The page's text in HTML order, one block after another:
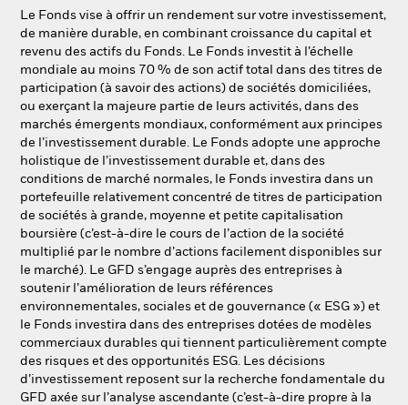
Le Fonds vise à offrir un rendement sur votre investissement,
de manière durable, en combinant croissance du capital et
revenu des actifs du Fonds. Le Fonds investit à l’échelle
mondiale au moins 70 % de son actif total dans des titres de
participation (à savoir des actions) de sociétés domiciliées,
ou exerçant la majeure partie de leurs activités, dans des
marchés émergents mondiaux, conformément aux principes
de l’investissement durable. Le Fonds adopte une approche
holistique de l’investissement durable et, dans des
conditions de marché normales, le Fonds investira dans un
portefeuille relativement concentré de titres de participation
de sociétés à grande, moyenne et petite capitalisation
boursière (c’est-à-dire le cours de l’action de la société
multiplié par le nombre d’actions facilement disponibles sur
le marché). Le GFD s’engage auprès des entreprises à
soutenir l’amélioration de leurs références
environnementales, sociales et de gouvernance (« ESG ») et
le Fonds investira dans des entreprises dotées de modèles
commerciaux durables qui tiennent particulièrement compte
des risques et des opportunités ESG. Les décisions
d’investissement reposent sur la recherche fondamentale du
GFD axée sur l’analyse ascendante (c’est-à-dire propre à la